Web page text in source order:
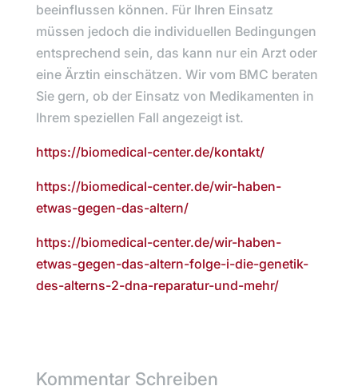
beeinflussen können. Für Ihren Einsatz
müssen jedoch die individuellen Bedingungen
entsprechend sein, das kann nur ein Arzt oder
eine Ärztin einschätzen. Wir vom BMC beraten
Sie gern, ob der Einsatz von Medikamenten in
Ihrem speziellen Fall angezeigt ist.
https://biomedical-center.de/kontakt/
https://biomedical-center.de/wir-haben-
etwas-gegen-das-altern/
https://biomedical-center.de/wir-haben-
etwas-gegen-das-altern-folge-i-die-genetik-
des-alterns-2-dna-reparatur-und-mehr/
Kommentar Schreiben